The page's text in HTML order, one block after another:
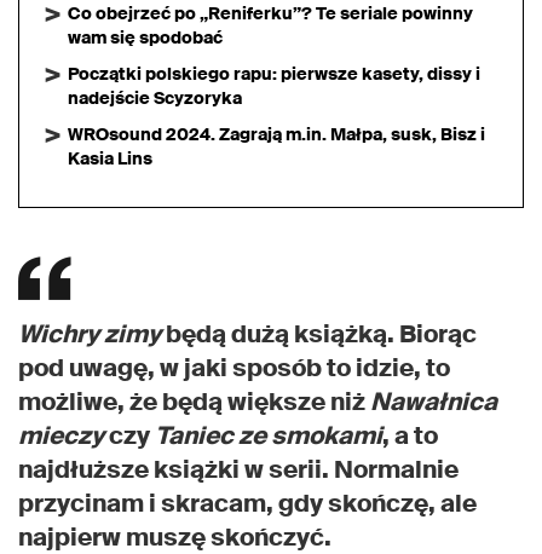
Co obejrzeć po „Reniferku”? Te seriale powinny
wam się spodobać
Początki polskiego rapu: pierwsze kasety, dissy i
nadejście Scyzoryka
WROsound 2024. Zagrają m.in. Małpa, susk, Bisz i
Kasia Lins
Wichry zimybędą dużą książką. Biorąc
pod uwagę, w jaki sposób to idzie, to
możliwe, że będą większe niżNawałnica
mieczyczy Taniec ze smokami, a to
najdłuższe książki w serii. Normalnie
przycinam i skracam, gdy skończę, ale
najpierw muszę skończyć.